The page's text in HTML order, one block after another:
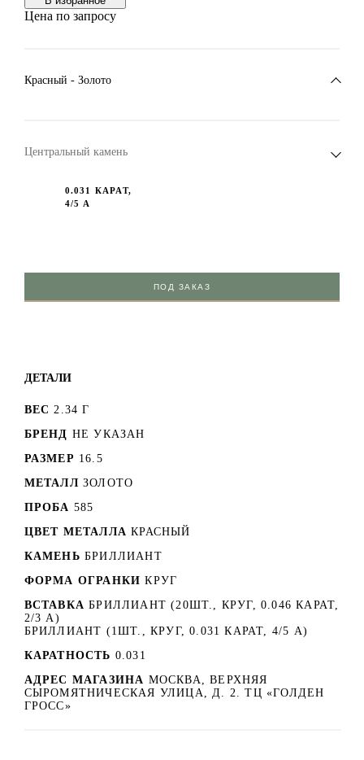
Цена по запросу
Красный - Золото
Центральный камень
0.031 КАРАТ,
4/5 А
ПОД ЗАКАЗ
ДЕТАЛИ
ВЕС 2.34 Г
БРЕНД НЕ УКАЗАН
РАЗМЕР 16.5
МЕТАЛЛ ЗОЛОТО
ПРОБА 585
ЦВЕТ МЕТАЛЛА КРАСНЫЙ
КАМЕНЬ БРИЛЛИАНТ
ФОРМА ОГРАНКИ КРУГ
ВСТАВКА БРИЛЛИАНТ (20ШТ., КРУГ, 0.046 КАРАТ,
2/3 А)
БРИЛЛИАНТ (1ШТ., КРУГ, 0.031 КАРАТ, 4/5 А)
КАРАТНОСТЬ 0.031
АДРЕС МАГАЗИНА МОСКВА, ВЕРХНЯЯ
СЫРОМЯТНИЧЕСКАЯ УЛИЦА, Д. 2. ТЦ «ГОЛДЕН
ГРОСС»